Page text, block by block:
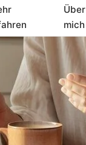
Über
mich